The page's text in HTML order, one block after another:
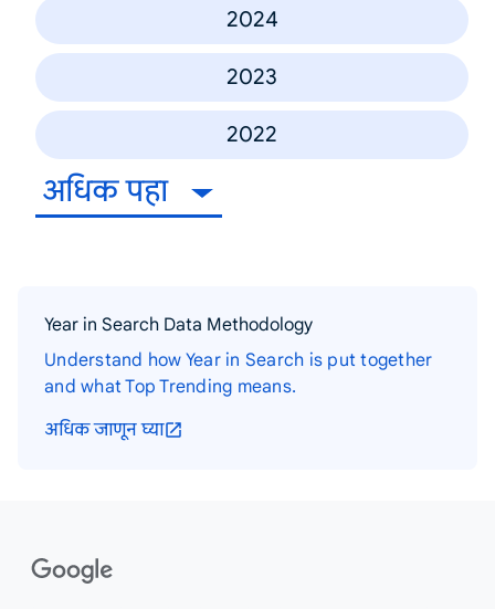
2024
2023
2022
अधिक पहा
Year in Search Data Methodology
Understand how Year in Search is put together
and what Top Trending means.
अधिक जाणून घ्या